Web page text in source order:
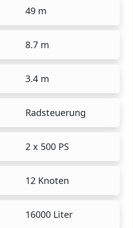
49 m
8.7 m
3.4 m
Radsteuerung
2 x 500 PS
12 Knoten
16000 Liter